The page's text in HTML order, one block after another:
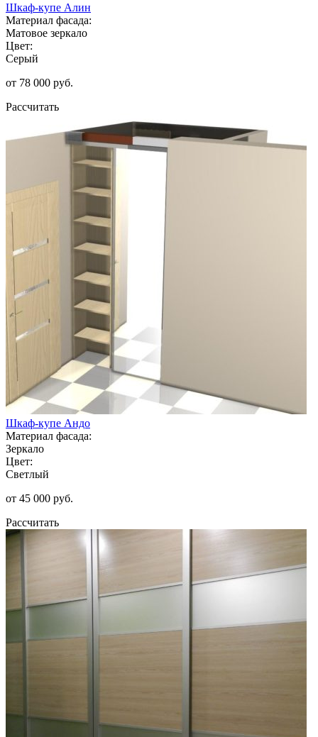
Шкаф-купе Алин
Материал фасада:
Матовое зеркало
Цвет:
Серый
от 78 000 руб.
Рассчитать
Шкаф-купе Андо
Материал фасада:
Зеркало
Цвет:
Светлый
от 45 000 руб.
Рассчитать